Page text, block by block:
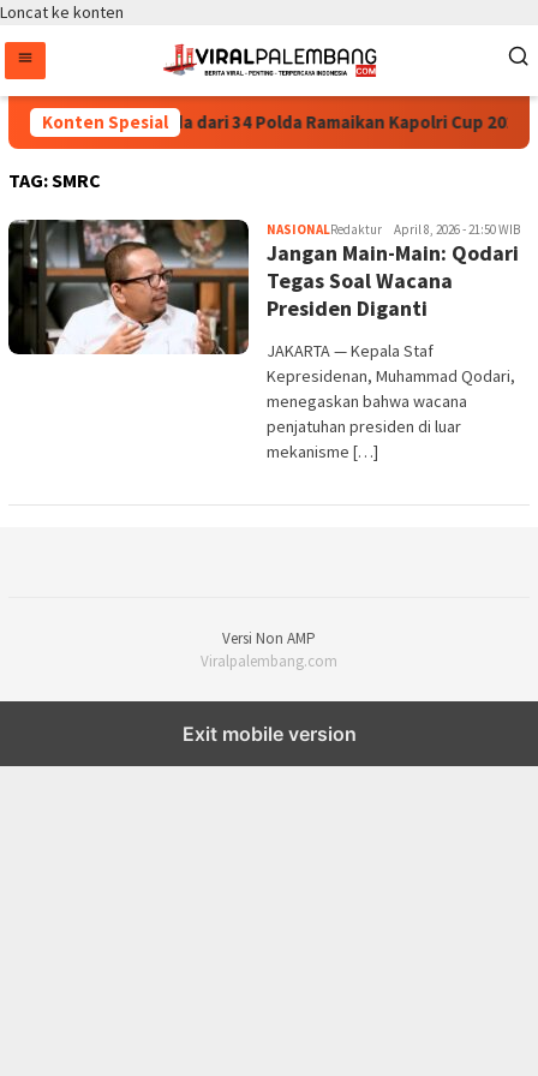
Loncat ke konten
Konten Spesial
35.936 Anak Muda dari 34 Polda Ramaikan Kapolri Cup 2026
TAG:SMRC
NASIONALRedaktur April 8, 2026 - 21:50 WIB
Jangan Main-Main: Qodari
Tegas Soal Wacana
Presiden Diganti
JAKARTA — Kepala Staf
Kepresidenan, Muhammad Qodari,
menegaskan bahwa wacana
penjatuhan presiden di luar
mekanisme […]
Versi Non AMP
Viralpalembang.com
Exit mobile version